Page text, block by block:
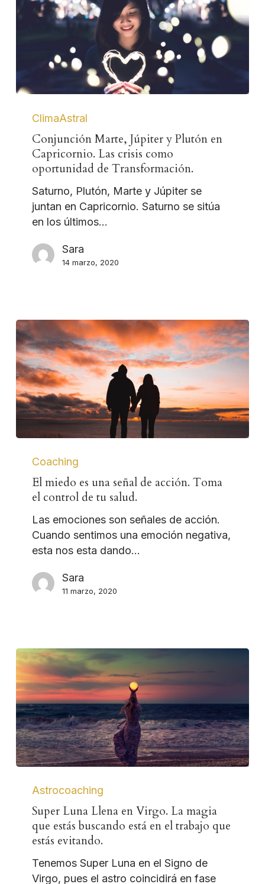
ClimaAstral
Conjunción Marte, Júpiter y Plutón en
Capricornio. Las crisis como
oportunidad de Transformación.
Saturno, Plutón, Marte y Júpiter se
juntan en Capricornio. Saturno se sitúa
en los últimos…
Sara
14 marzo, 2020
Coaching
El miedo es una señal de acción. Toma
el control de tu salud.
Las emociones son señales de acción.
Cuando sentimos una emoción negativa,
esta nos esta dando…
Sara
11 marzo, 2020
Astrocoaching
Super Luna Llena en Virgo. La magia
que estás buscando está en el trabajo que
estás evitando.
Tenemos Super Luna en el Signo de
Virgo, pues el astro coincidirá en fase